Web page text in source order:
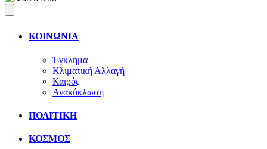
ΚΟΙΝΩΝΙΑ
Έγκλημα
Κλιματική Αλλαγή
Καιρός
Ανακύκλωση
ΠΟΛΙΤΙΚΗ
ΚΟΣΜΟΣ